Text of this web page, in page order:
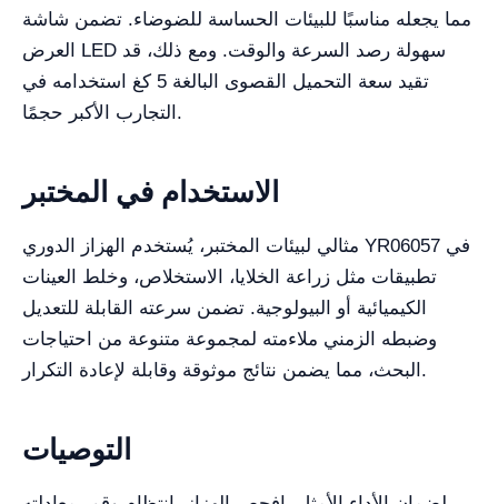
مما يجعله مناسبًا للبيئات الحساسة للضوضاء. تضمن شاشة
العرض LED سهولة رصد السرعة والوقت. ومع ذلك، قد
تقيد سعة التحميل القصوى البالغة 5 كغ استخدامه في
التجارب الأكبر حجمًا.
الاستخدام في المختبر
مثالي لبيئات المختبر، يُستخدم الهزاز الدوري YR06057 في
تطبيقات مثل زراعة الخلايا، الاستخلاص، وخلط العينات
الكيميائية أو البيولوجية. تضمن سرعته القابلة للتعديل
وضبطه الزمني ملاءمته لمجموعة متنوعة من احتياجات
البحث، مما يضمن نتائج موثوقة وقابلة لإعادة التكرار.
التوصيات